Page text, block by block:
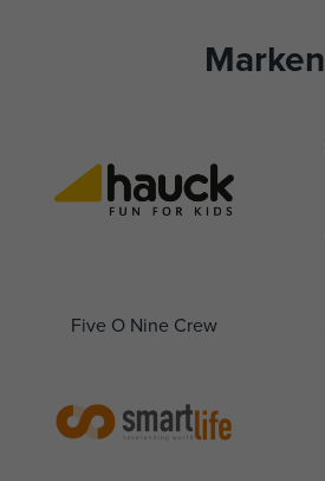
Marken
Five O Nine Crew